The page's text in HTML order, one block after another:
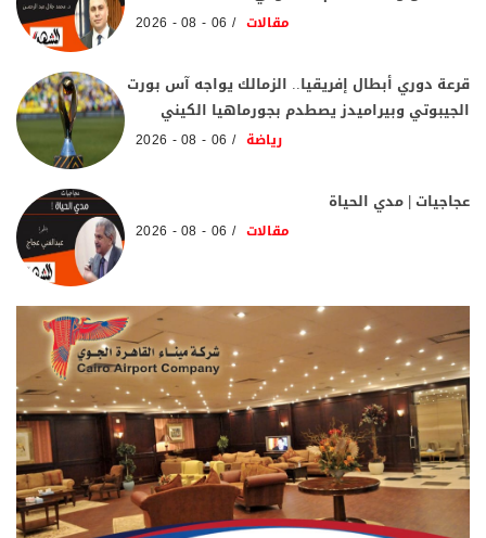
مقالات 06 - 08 - 2026
قرعة دوري أبطال إفريقيا.. الزمالك يواجه آس بورت
الجيبوتي وبيراميدز يصطدم بجورماهيا الكيني
رياضة 06 - 08 - 2026
عجاجيات | مدي الحياة
مقالات 06 - 08 - 2026